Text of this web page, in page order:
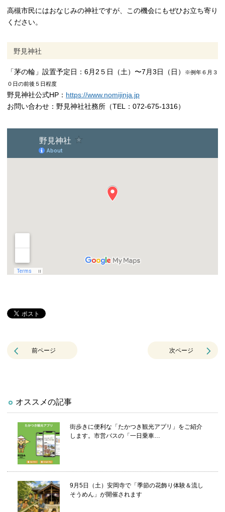
高槻市民にはおなじみの神社ですが、この機会にもぜひお立ち寄り
ください。
野見神社
「茅の輪」設置予定日：6月2５日（土）〜7月3日（日）
※例年６月３
０日の前後５日程度
野見神社公式HP： https://www.nomijinja.jp
お問い合わせ：野見神社社務所（TEL：072-675-1316）
前ページ 次ページ
オススメの記事
街歩きに便利な「たかつき観光アプリ」をご紹介
します。市営バスの「一日乗車…
9月5日（土）安岡寺で「季節の花飾り体験＆流し
そうめん」が開催されます